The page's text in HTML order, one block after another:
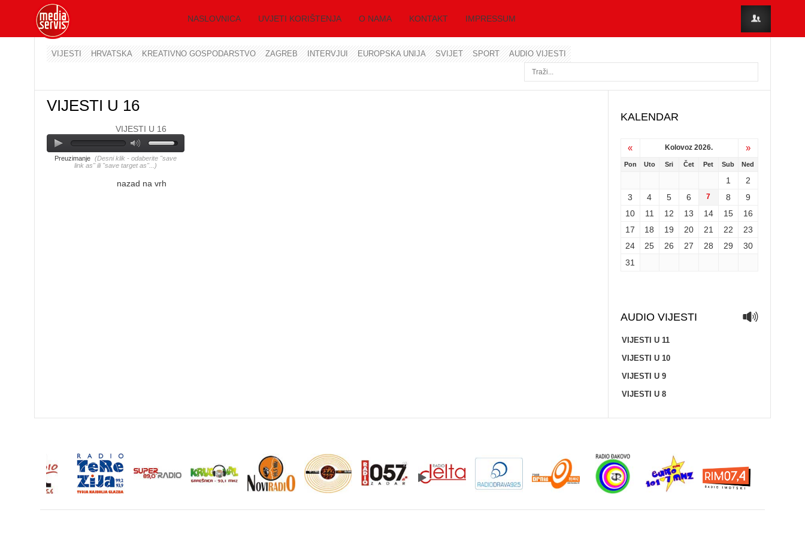
NASLOVNICA UVJETI KORIŠTENJA O NAMA KONTAKT IMPRESSUM
VIJESTI HRVATSKA KREATIVNO GOSPODARSTVO ZAGREB INTERVJUI EUROPSKA UNIJA SVIJET SPORT AUDIO VIJESTI
VIJESTI U 16
VIJESTI U 16
Preuzimanje (Desni klik - odaberite "save
link as" ili "save target as"...)
nazad na vrh
KALENDAR
« Kolovoz 2026. »
Pon Uto Sri Čet Pet Sub Ned
1
2
3
4 5 6 7 8
9
10
11 12 13 14 15
16
17
18 19 20 21 22
23
24
25 26 27 28 29
30
31
AUDIO VIJESTI
VIJESTI U 11
VIJESTI U 10
VIJESTI U 9
VIJESTI U 8